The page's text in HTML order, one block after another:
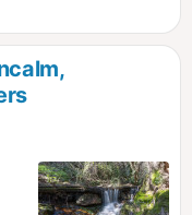
pour les